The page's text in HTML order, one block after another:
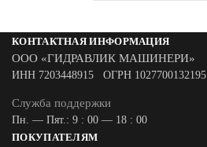
КОНТАКТНАЯ ИНФОРМАЦИЯ
ООО «ГИДРАВЛИК МАШИНЕРИ»
ИНН 7203448915 ОГРН 1027700132195
Служба поддержки
Пн. — Пят.: 9 : 00 — 18 : 00
ПОКУПАТЕЛЯМ